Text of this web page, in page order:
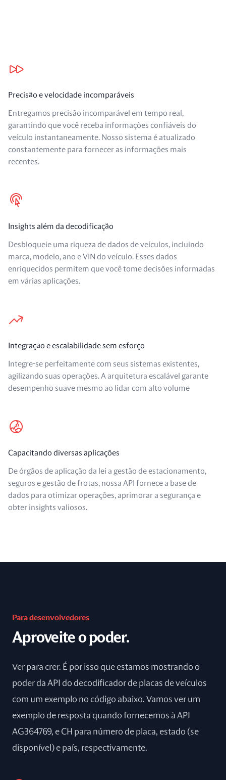
Nossos benefícios
Precisão e velocidade incomparáveis
Entregamos precisão incomparável em tempo real,
garantindo que você receba informações confiáveis do
veículo instantaneamente. Nosso sistema é atualizado
constantemente para fornecer as informações mais
recentes.
Insights além da decodificação
Desbloqueie uma riqueza de dados de veículos, incluindo
marca, modelo, ano e VIN do veículo. Esses dados
enriquecidos permitem que você tome decisões informadas
em várias aplicações.
Integração e escalabilidade sem esforço
Integre-se perfeitamente com seus sistemas existentes,
agilizando suas operações. A arquitetura escalável garante
desempenho suave mesmo ao lidar com alto volume
Capacitando diversas aplicações
De órgãos de aplicação da lei a gestão de estacionamento,
seguros e gestão de frotas, nossa API fornece a base de
dados para otimizar operações, aprimorar a segurança e
obter insights valiosos.
Para desenvolvedores
Aproveite o poder.
Ver para crer. É por isso que estamos mostrando o
poder da API do decodificador de placas de veículos
com um exemplo no código abaixo. Vamos ver um
exemplo de resposta quando fornecemos à API
AG364769, e CH para número de placa, estado (se
disponível) e país, respectivamente.